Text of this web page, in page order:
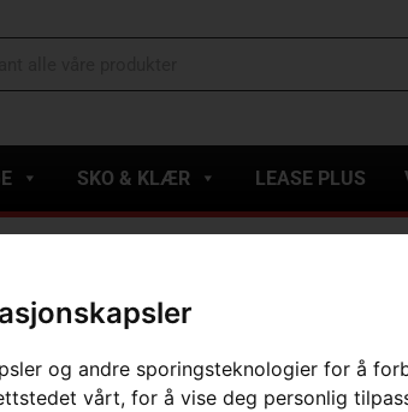
og andre sporingsteknologier for å
vårt, for å vise deg personlig
SKO & KLÆR LEASE PLUS
Blå